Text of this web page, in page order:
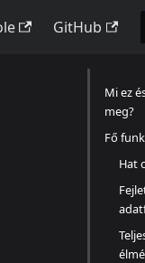
GitHub
Mi ez
meg?
Fő
Hat